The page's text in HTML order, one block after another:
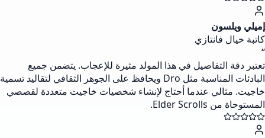
إميلي ويلسون
كاتبة خيال فانتازي
“
تعتبر دقة التفاصيل في هذا المولد مثيرة للإعجاب. يتضمن جميع
البادئات المناسبة مثل Dro ويحافظ على الجوهر الثقافي لتقاليد تسمية
خاجيت. مثالي عندما أحتاج لإنشاء شخصيات خاجيت متعددة لقصصي
المستوحاة من Elder Scrolls.